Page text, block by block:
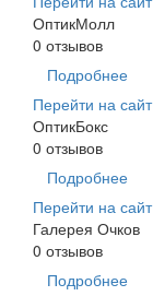
ОптикМолл
0 отзывов
Подробнее
Перейти на сайт
ОптикБокс
0 отзывов
Подробнее
Перейти на сайт
Галерея Очков
0 отзывов
Подробнее